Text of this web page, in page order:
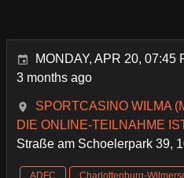
MONDAY, APR 20, 07:45
3 months ago
SPORTCASINO WILMA
DIE ONLINE-TEILNAHME
Straße am Schoelerpark 39,
ADFC Charlottenburg-